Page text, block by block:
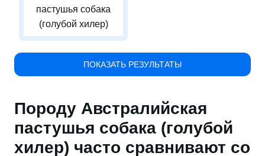
пастушья собака
(голубой хилер)
ПОКАЗАТЬ РЕЗУЛЬТАТЫ
Породу Австралийская
пастушья собака (голубой
хилер) часто сравнивают со